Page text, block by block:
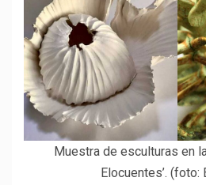
Muestra de esculturas en
Elocuentes’. (foto: